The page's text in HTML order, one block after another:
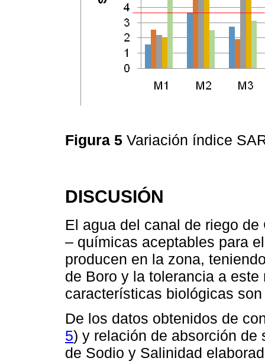
Figura 5 Variación índice
DISCUSIÓN
El agua del canal de riego
– químicas aceptables para
producen en la zona,
de Boro y la tolerancia a
características biológicas
De los datos obtenidos de
5) y relación de absorción de
de Sodio y Salinidad